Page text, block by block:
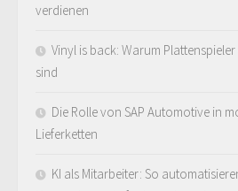
verdienen
Vinyl is back: Warum
sind
Die Rolle von SAP Automotive in
Lieferketten
KI als Mitarbeiter: So